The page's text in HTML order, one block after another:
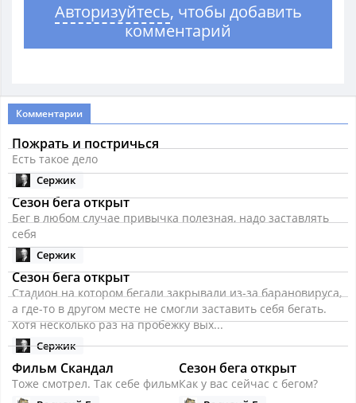
Авторизуйтесь, чтобы добавить
комментарий
Комментарии
Пожрать и постричься
Есть такое дело
Сержик
Сезон бега открыт
Бег в любом случае привычка полезная, надо заставлять
себя
Сержик
Сезон бега открыт
Стадион на котором бегали закрывали из-за барановируса,
а где-то в другом месте не смогли заставить себя бегать.
Хотя несколько раз на пробежку вых...
Сержик
Фильм Скандал
Тоже смотрел. Так себе фильм
Сезон бега открыт
Как у вас сейчас с бегом?